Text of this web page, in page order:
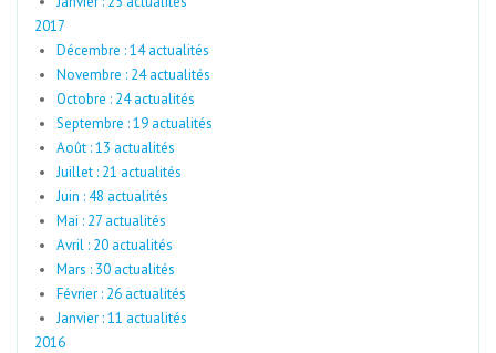
2017
Décembre : 14 actualités
Novembre : 24 actualités
Octobre : 24 actualités
Septembre : 19 actualités
Août : 13 actualités
Juillet : 21 actualités
Juin : 48 actualités
Mai : 27 actualités
Avril : 20 actualités
Mars : 30 actualités
Février : 26 actualités
Janvier : 11 actualités
2016